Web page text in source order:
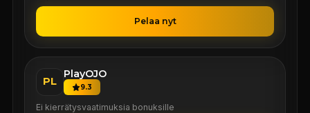
Pelaa nyt
PL
PlayOJO
9.3
Ei kierrätysvaatimuksia bonuksille